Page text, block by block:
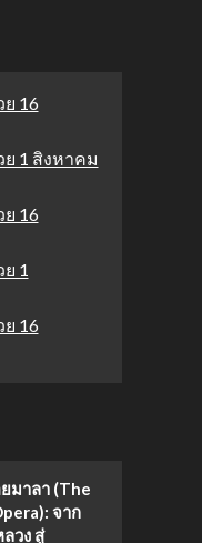
16
1 สิงหาคม
16
1
16
มาลา (The
จาก
วง สู่